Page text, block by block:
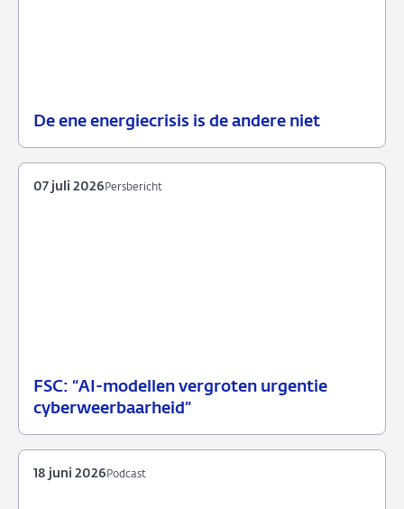
De ene energiecrisis is de andere niet
2026
FSC: “AI-modellen vergroten urgentie
cyberweerbaarheid”
07
Persbericht
Persbericht
07 juli 2026
Podcast
18 juni 2026